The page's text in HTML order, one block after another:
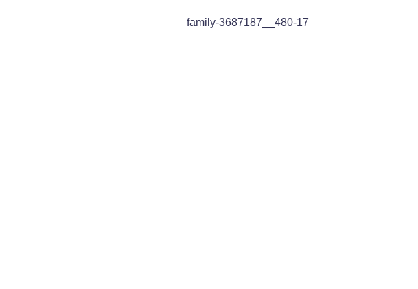
family-3687187__480-17